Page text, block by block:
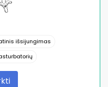
išsijungimas